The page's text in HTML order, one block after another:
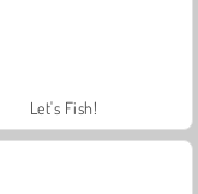
Let's Fish!